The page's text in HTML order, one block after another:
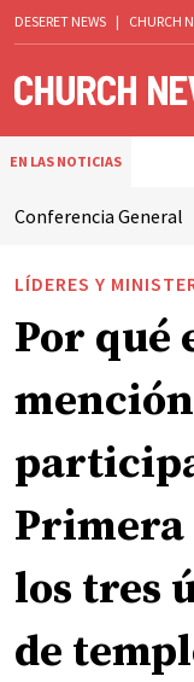
DESERET NEWS | CHURCH
EN LAS NOTICIAS
Conferencia General
LÍDERES Y
Por qué
Primera
los tres
de